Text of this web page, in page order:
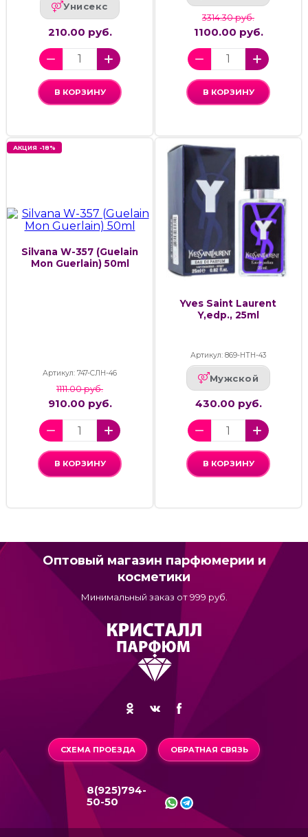
Унисекс
210.00 руб.
В КОРЗИНУ
3314.30 руб.
1100.00 руб.
В КОРЗИНУ
АКЦИЯ -18%
Silvana W-357 (Guelain
Mon Guerlain) 50ml
Артикул: 747-СЛН-46
1111.00 руб.
910.00 руб.
В КОРЗИНУ
Yves Saint Laurent
Y,edp., 25ml
Артикул: 869-НТН-43
Мужской
430.00 руб.
В КОРЗИНУ
Оптовый магазин парфюмерии и
косметики
Минимальный заказ от 999 руб.
СХЕМА ПРОЕЗДА ОБРАТНАЯ СВЯЗЬ
8(925)794-
50-50